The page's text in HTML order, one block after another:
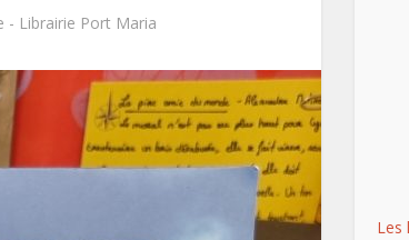
- Librairie Port Maria
Les